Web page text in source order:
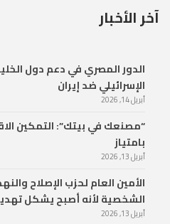
آخر الأخبار
الدور المصري في دعم دول
الإسرائيلي ضد إيران
أبريل 14, 2026
“مصنعك في بيتك”: التمكين
بامتياز
أبريل 13, 2026
الأمين العام لحزب الإصلاح
الشخصية لأنه أصبح يشكل
أبريل 13, 2026